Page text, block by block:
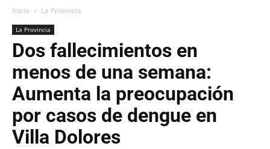
Inicio La Provincia
La Provincia
Dos fallecimientos en
menos de una semana:
Aumenta la preocupación
por casos de dengue en
Villa Dolores